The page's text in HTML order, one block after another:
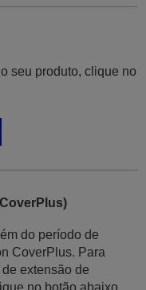
seu produto, clique no
do período de
CoverPlus. Para
extensão de